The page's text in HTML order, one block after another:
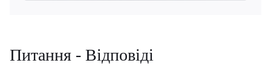
Питання - Відповіді